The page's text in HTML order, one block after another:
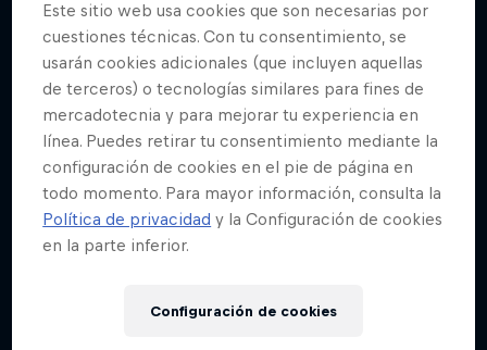
Este sitio web usa cookies que son necesarias por
cuestiones técnicas. Con tu consentimiento, se
usarán cookies adicionales (que incluyen aquellas
de terceros) o tecnologías similares para fines de
mercadotecnia y para mejorar tu experiencia en
línea. Puedes retirar tu consentimiento mediante la
configuración de cookies en el pie de página en
todo momento. Para mayor información, consulta la
Política de privacidad y la Configuración de cookies
en la parte inferior.
Configuración de cookies